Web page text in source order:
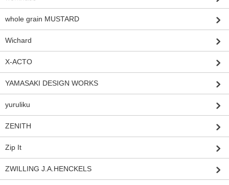
whole grain MUSTARD
Wichard
X-ACTO
YAMASAKI DESIGN WORKS
yuruliku
ZENITH
Zip It
ZWILLING J.A.HENCKELS